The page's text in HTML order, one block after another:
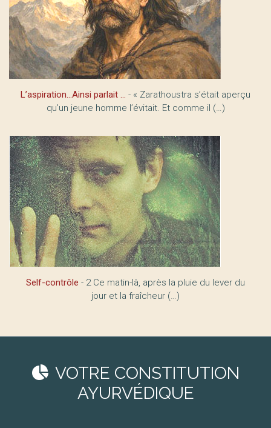
L’aspiration...Ainsi parlait ... - « Zarathoustra s’était aperçu
qu’un jeune homme l’évitait. Et comme il (…)
Self-contrôle - 2 Ce matin-là, après la pluie du lever du
jour et la fraîcheur (…)
VOTRE CONSTITUTION
AYURVÉDIQUE